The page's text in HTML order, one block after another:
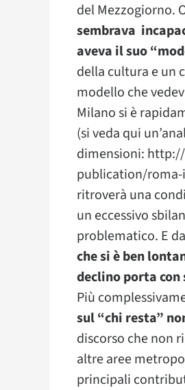
del Mezzogiorno.
sembrava
aveva il suo
della cultura e un
modello che
Milano si è
(si veda qui
dimensioni:
publication/roma-
ritroverà una
un eccessivo
problematico. E
che si è ben
declino porta con
Più
sul “chi resta”
discorso che non
altre aree
principali